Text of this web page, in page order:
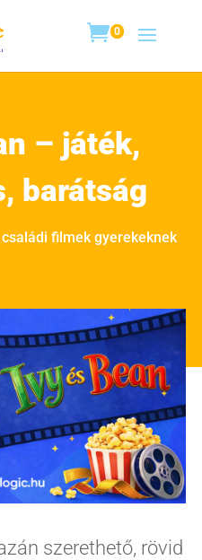
0
– játék,
barátság
filmek gyerekeknek
szerethető, rövid